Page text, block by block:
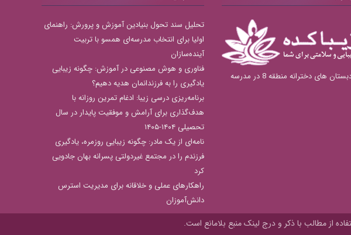
تحلیل سند تحول بنیادین آموزش و پرورش: راهنمای
اولیا برای انتخاب مدرسه‌ای همسو با تربیت
آینده‌سازان
فناوری و هوش مصنوعی در آموزش: چگونه زیبایی
یادگیری را به فرزندانمان هدیه دهیم؟
برنامه‌ریزی درسی زیبا: ادغام تمرین روزانه با
هدف‌گذاری برای آرامش و موفقیت پایدار در سال
تحصیلی ۱۴۰۴-۱۴۰۵
نامه‌ای از یک مادر: چگونه زیبایی روزمره، یادگیری
فرزندم را در مجتمع غیردولتی پسرانه بهان جادویی
کرد
راهکارهای عملی و خلاقانه برای مدیریت استرس
دانش‌آموزان
بهترین دبستان های دخترانه منطقه 8 در مدرسه
از مطالب با ذکر و درج لینک منبع بلامانع است.